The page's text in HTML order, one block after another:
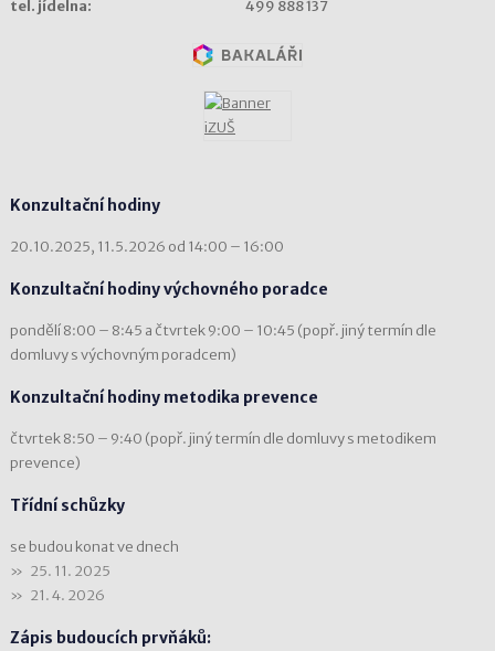
tel. jídelna:
499 888 137
Konzultační hodiny
20.10.2025, 11.5.2026 od 14:00 – 16:00
Konzultační hodiny výchovného poradce
pondělí 8:00 – 8:45 a čtvrtek 9:00 – 10:45 (popř. jiný termín dle
domluvy s výchovným poradcem)
Konzultační hodiny metodika prevence
čtvrtek 8:50 – 9:40 (popř. jiný termín dle domluvy s metodikem
prevence)
Třídní schůzky
se budou konat ve dnech
25. 11. 2025
21. 4. 2026
Zápis budoucích prvňáků: